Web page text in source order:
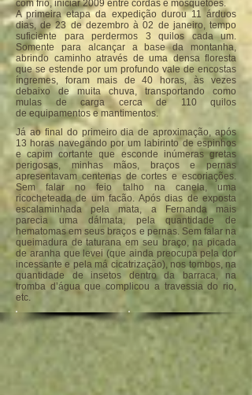
com frio, iniciar 2009 entre cordas e mosquetões.
A primeira etapa da expedição durou 11 árduos
dias, de 23 de dezembro à 02 de janeiro, tempo
suficiente para perdermos 3 quilos cada um.
Somente para alcançar a base da montanha,
abrindo caminho através de uma densa floresta
que se estende por um profundo vale de encostas
íngremes, foram mais de 40 horas, às vezes
debaixo de muita chuva, transportando como
mulas de carga cerca de 110 quilos
de equipamentos e mantimentos.
Já ao final do primeiro dia de aproximação, após
13 horas navegando por um labirinto de espinhos
e capim cortante que esconde inúmeras gretas
perigosas, minhas mãos, braços e pernas
apresentavam centenas de cortes e escoriações.
Sem falar no feio talho na canela, uma
ricocheteada de um facão. Após dias de exposta
escalaminhada pela mata, a Fernanda mais
parecia uma dálmata, pela quantidade de
hematomas em seus braços e pernas. Sem falar na
queimadura de taturana em seu braço, na picada
de aranha que levei (que ainda preocupa pela dor
incessante e pela má cicatrização), nos tombos, na
quantidade de insetos dentro da barraca, na
tromba d’água que complicou a travessia do rio,
etc.